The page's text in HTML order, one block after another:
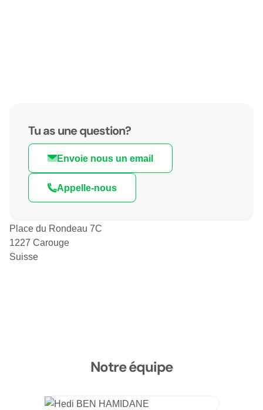
Tu as une question?
Envoie nous un email
Appelle-nous
Place du Rondeau 7C
1227 Carouge
Suisse
Notre équipe